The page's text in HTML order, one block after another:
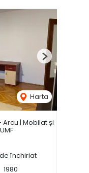
Harta
Next
| Mobilat și
închiriat
1980